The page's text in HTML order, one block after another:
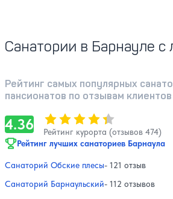
Санатории в Барнауле с
Рейтинг самых популярных
пансионатов по отзывам клиентов
4.36 Оценка, количество звезд:
Рейтинг курорта (отзывов 474)
Рейтинг лучших санаториев Барнаула
Санаторий Обские плесы- 121 отзыв
Санаторий Барнаульский- 112 отзывов